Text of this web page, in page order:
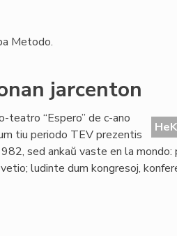
Metodo.
jarcenton
teatro “Espero” de c-ano
tiu periodo TEV prezentis
sed ankaŭ vaste en la mondo:
ludinte dum kongresoj,